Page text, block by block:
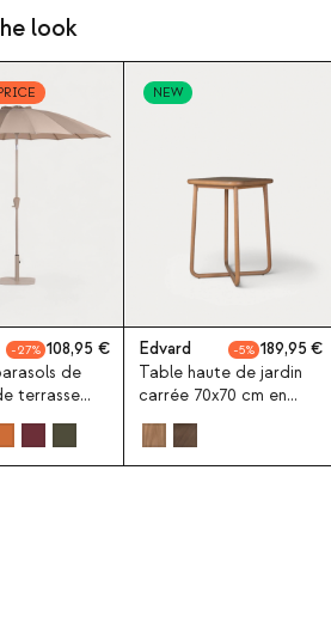
look
27
108,95
de
terrasse
cm avec
NEW
Edvard 5
189,95
Table haute de jardin
carrée 70x70 cm en
bois d'eucalyptus
Edvard